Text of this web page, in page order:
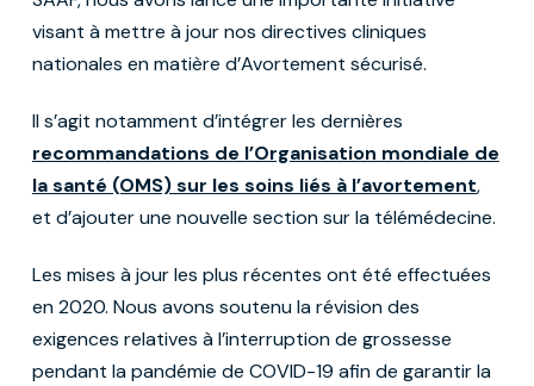
visant à mettre à jour nos directives cliniques
nationales en matière d’Avortement sécurisé.
Il s’agit notamment d’intégrer les dernières
recommandations de l’Organisation mondiale de
la santé (OMS) sur les soins liés à l’avortement,
et d’ajouter une nouvelle section sur la télémédecine.
Les mises à jour les plus récentes ont été effectuées
en 2020. Nous avons soutenu la révision des
exigences relatives à l’interruption de grossesse
pendant la pandémie de COVID-19 afin de garantir la